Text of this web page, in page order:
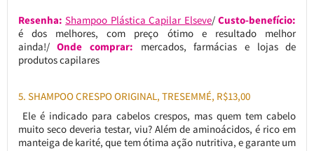
Resenha: Shampoo Plástica Capilar Elseve/Custo-benefício:
é dos melhores, com preço ótimo e resultado melhor
ainda!/Onde comprar: mercados, farmácias e lojas de
produtos capilares
5. SHAMPOO CRESPO ORIGINAL, TRESEMMÉ, R$13,00
Ele é indicado para cabelos crespos, mas quem tem cabelo
muito seco deveria testar, viu? Além de aminoácidos, é rico em
manteiga de karité, que tem ótima ação nutritiva, e garante um